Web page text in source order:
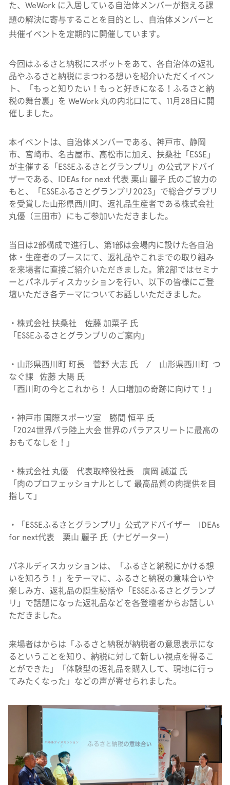
た、WeWork に入居している自治体メンバーが抱える課
題の解決に寄与することを目的とし、自治体メンバーと
共催イベントを定期的に開催しています。
今回はふるさと納税にスポットをあて、各自治体の返礼
品やふるさと納税にまつわる想いを紹介いただくイベン
ト、「もっと知りたい！もっと好きになる！ふるさと納
税の舞台裏」を WeWork 丸の内北口にて、11月28日に開
催しました。
本イベントは、自治体メンバーである、神戸市、静岡
市、宮崎市、名古屋市、高松市に加え、扶桑社「ESSE」
が主催する「ESSEふるさとグランプリ」の公式アドバイ
ザーである、IDEAs for next 代表 栗山 麗子 氏のご協力の
もと、
「ESSEふるさとグランプリ2023」で総合グラプリ
を受賞した山形県西川町、返礼品生産者である株式会社
丸優（三田市）にもご参加いただきました。
当日は2部構成で進行し、第1部は会場内に設けた各自治
体・生産者のブースにて、返礼品やこれまでの取り組み
を来場者に直接ご紹介いただきました。第2部ではセミナ
ーとパネルディスカッションを行い、以下の皆様にご登
壇いただき各テーマについてお話しいただきました。
・株式会社 扶桑社 佐藤 加菜子 氏
「ESSEふるさとグランプリのご案内」
・山形県西川町 町長 菅野 大志 氏 / 山形県西川町 つ
なぐ課 佐藤 大陽 氏
「西川町の今とこれから！ 人口増加の奇跡に向けて！」
・神戸市 国際スポーツ室 勝間 恒平 氏
「2024世界パラ陸上大会 世界のパラアスリートに最高の
おもてなしを！」
・株式会社 丸優 代表取締役社長 廣岡 誠道 氏
「肉のプロフェッショナルとして 最高品質の肉提供を目
指して」
・「ESSEふるさとグランプリ」公式アドバイザー IDEAs
for next代表 栗山 麗子 氏（ナビゲーター）
パネルディスカッションは、「ふるさと納税にかける想
いを知ろう！」をテーマに、ふるさと納税の意味合いや
楽しみ方、返礼品の誕生秘話や「ESSEふるさとグランプ
リ」で話題になった返礼品などを各登壇者からお話しい
ただきました。
来場者はからは「ふるさと納税が納税者の意思表示にな
るということを知り、納税に対して新しい視点を得るこ
とができた」「体験型の返礼品を購入して、現地に行っ
てみたくなった」などの声が寄せられました。